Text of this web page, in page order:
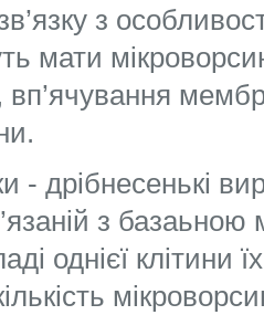
з
мати
- дрібнесенькі
з
однієї клітини